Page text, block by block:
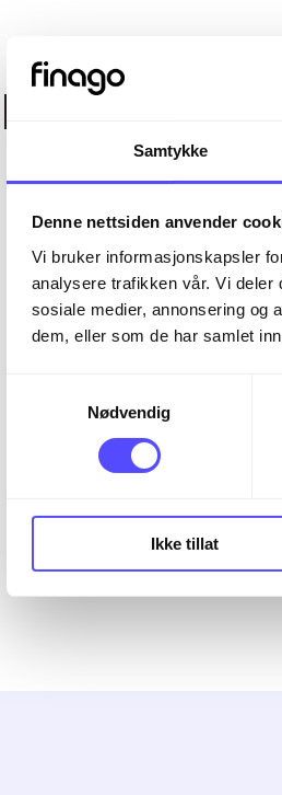
Samtykke
Denne nettsiden anvender
Vi bruker informasjonskapsler
analysere trafikken vår. Vi deler
sosiale medier, annonsering og
dem, eller som de har samlet
Nødvendig
Ikke tillat
Tidsperiode-
Nøyaktig
økonomiske
fremstilling av